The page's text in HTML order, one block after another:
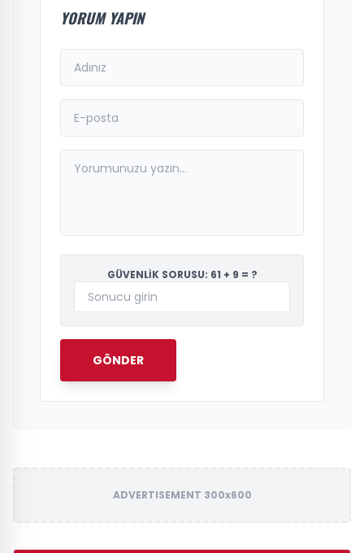
YORUM YAPIN
GÜVENLİK SORUSU: 61 + 9 = ?
GÖNDER
ADVERTISEMENT 300x600